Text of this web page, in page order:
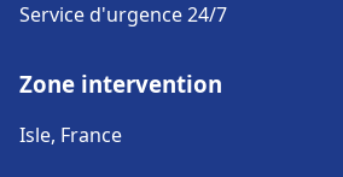
Service d'urgence 24/7
Zone intervention
Isle, France